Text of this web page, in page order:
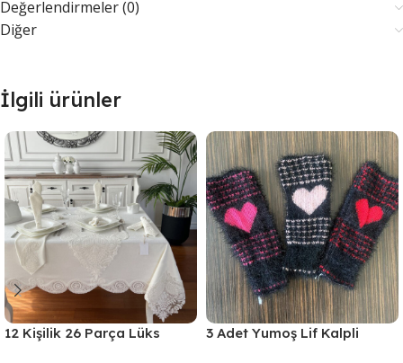
Değerlendirmeler (0)
Diğer
İlgili ürünler
12 Kişilik 26 Parça Lüks
3 Adet Yumoş Lif Kalpli